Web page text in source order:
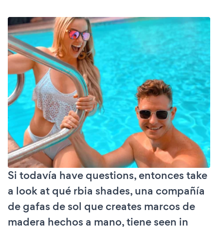
Si todavía have questions, entonces take
a look at qué rbia shades, una compañía
de gafas de sol que creates marcos de
madera hechos a mano, tiene seen in